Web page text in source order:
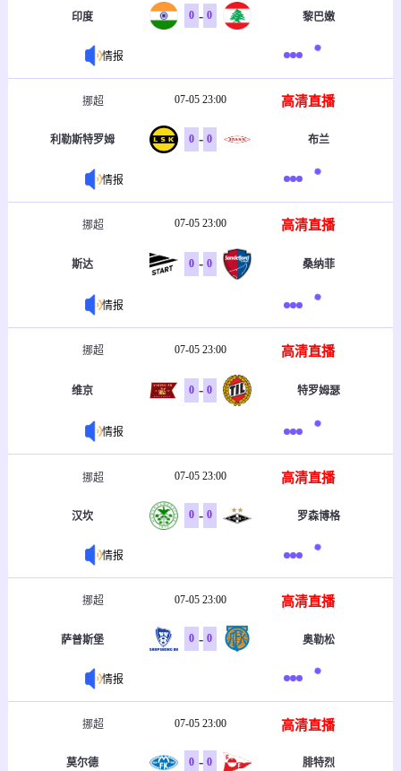
印度 0 - 0 黎巴嫩
情报
挪超 07-05 23:00 高清直播
利勒斯特罗姆 0 - 0 布兰
情报
挪超 07-05 23:00 高清直播
斯达 0 - 0 桑纳菲
情报
挪超 07-05 23:00 高清直播
维京 0 - 0 特罗姆瑟
情报
挪超 07-05 23:00 高清直播
汉坎 0 - 0 罗森博格
情报
挪超 07-05 23:00 高清直播
萨普斯堡 0 - 0 奥勒松
情报
挪超 07-05 23:00 高清直播
莫尔德 0 - 0 腓特烈